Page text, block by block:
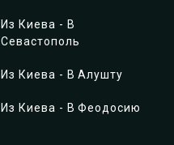
Из Киева - В
Севастополь
Из Киева - В Алушту
Из Киева - В Феодосию